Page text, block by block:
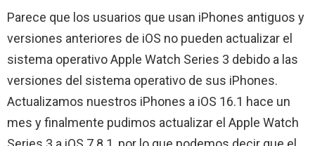
Parece que los usuarios que usan iPhones antiguos y
versiones anteriores de iOS no pueden actualizar el
sistema operativo Apple Watch Series 3 debido a las
versiones del sistema operativo de sus iPhones.
Actualizamos nuestros iPhones a iOS 16.1 hace un
mes y finalmente pudimos actualizar el Apple Watch